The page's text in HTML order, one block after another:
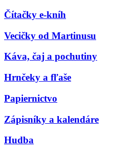
Čítačky e-kníh
Vecičky od Martinusu
Káva, čaj a pochutiny
Hrnčeky a fľaše
Papiernictvo
Zápisníky a kalendáre
Hudba